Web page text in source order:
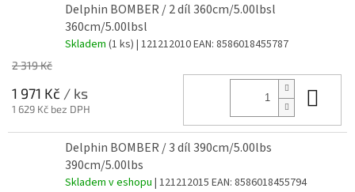
Delphin BOMBER / 2 díl 360cm/5.00lbsl
360cm/5.00lbsl
Skladem (1 ks) | 121212010EAN: 8586018455787
2 319 Kč
1 971 Kč / ks
1 629 Kč bez DPH
Delphin BOMBER / 3 díl 390cm/5.00lbs
390cm/5.00lbs
Skladem v eshopu | 121212015 EAN: 8586018455794